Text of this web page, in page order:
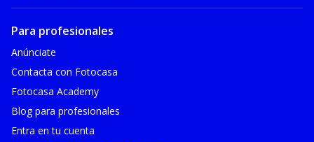
Para profesionales
Anúnciate
Contacta con Fotocasa
Fotocasa Academy
Blog para profesionales
Entra en tu cuenta